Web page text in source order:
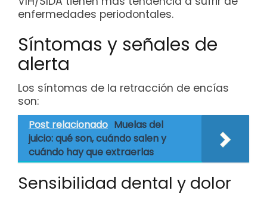
enfermedades periodontales.
Síntomas y señales de
alerta
Los síntomas de la retracción de encías
son:
Post relacionado Muelas del
juicio: qué son, cuándo salen y
cuándo hay que extraerlas
Sensibilidad dental y dolor